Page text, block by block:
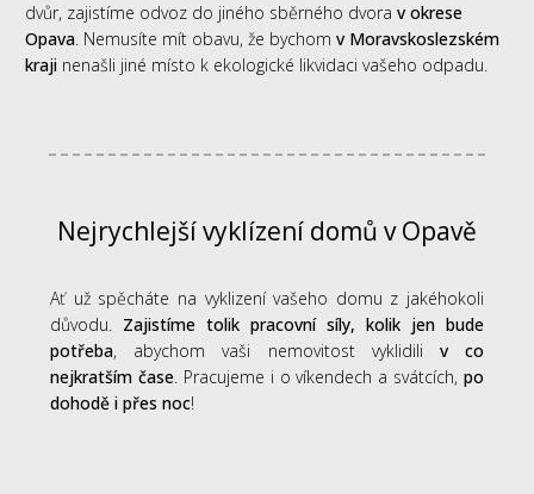
dvůr, zajistíme odvoz do jiného sběrného dvora v okrese
Opava. Nemusíte mít obavu, že bychom v Moravskoslezském
kraji nenašli jiné místo k ekologické likvidaci vašeho odpadu.
Nejrychlejší vyklízení domů v Opavě
Ať už spěcháte na vyklizení vašeho domu z jakéhokoli
důvodu. Zajistíme tolik pracovní síly, kolik jen bude
potřeba, abychom vaši nemovitost vyklidili v co
nejkratším čase. Pracujeme i o víkendech a svátcích, po
dohodě i přes noc!